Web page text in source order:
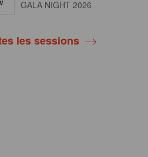
GALA NIGHT 2026
les sessions